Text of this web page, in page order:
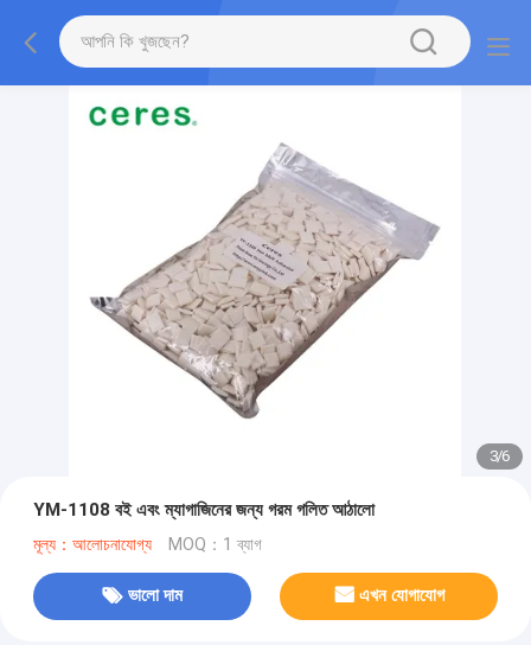
3/6
YM-1108 বই এবং ম্যাগাজিনের জন্য গরম গলিত আঠালো
মূল্য：আলোচনাযোগ্য MOQ：1 ব্যাগ
ভালো দাম এখন যোগাযোগ